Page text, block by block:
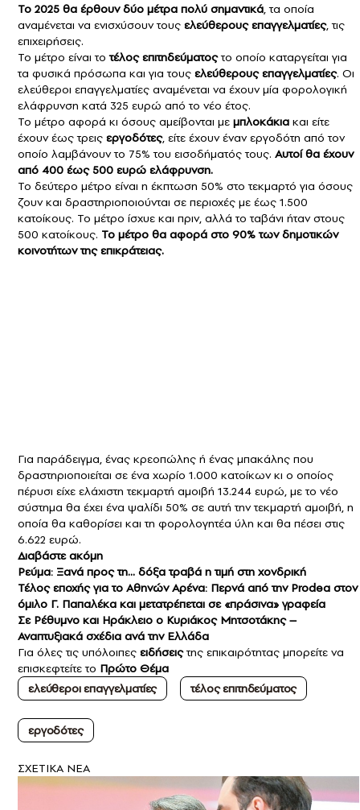
Το 2025 θα έρθουν δύο μέτρα πολύ σημαντικά, τα οποία
αναμένεται να ενισχύσουν τους ελεύθερους επαγγελματίες, τις
επιχειρήσεις.
Το μέτρο είναι τοτέλος επιτηδεύματοςτο οποίο καταργείται για
τα φυσικά πρόσωπα και για τους ελεύθερους επαγγελματίες. Οι
ελεύθεροι επαγγελματίες αναμένεται να έχουν μία φορολογική
ελάφρυνση κατά 325 ευρώ από το νέο έτος.
Το μέτρο αφορά κι όσους αμείβονται με μπλοκάκια και είτε
έχουν έως τρεις εργοδότες, είτε έχουν έναν εργοδότη από τον
οποίο λαμβάνουν το 75% του εισοδήματός τους. Αυτοί θα έχουν
από 400 έως 500 ευρώ ελάφρυνση.
Το δεύτερο μέτρο είναι η έκπτωση 50% στο τεκμαρτό για όσους
ζουν και δραστηριοποιούνται σε περιοχές με έως 1.500
κατοίκους. Το μέτρο ίσχυε και πριν, αλλά το ταβάνι ήταν στους
500 κατοίκους. Το μέτρο θα αφορά στο 90% των δημοτικών
κοινοτήτων της επικράτειας.
Για παράδειγμα, ένας κρεοπώλης ή ένας μπακάλης που
δραστηριοποιείται σε ένα χωρίο 1.000 κατοίκων κι ο οποίος
πέρυσι είχε ελάχιστη τεκμαρτή αμοιβή 13.244 ευρώ, με το νέο
σύστημα θα έχει ένα ψαλίδι 50% σε αυτή την τεκμαρτή αμοιβή, η
οποία θα καθορίσει και τη φορολογητέα ύλη και θα πέσει στις
6.622 ευρώ.
Διαβάστε ακόμη
Ρεύμα: Ξανά προς τη… δόξα τραβά η τιμή στη χονδρική
Τέλος εποχής για το Αθηνών Αρένα: Περνά από την Prodea στον
όμιλο Γ. Παπαλέκα και μετατρέπεται σε «πράσινα» γραφεία
Σε Ρέθυμνο και Ηράκλειο o Kυριάκος Μητσοτάκης –
Αναπτυξιακά σχέδια ανά την Ελλάδα
Για όλες τις υπόλοιπες ειδήσεις της επικαιρότητας μπορείτε να
επισκεφτείτε το Πρώτο Θέμα
ελεύθεροι επαγγελματίες
τέλος επιτηδεύματος
εργοδότες
ΣXETIKA NEA